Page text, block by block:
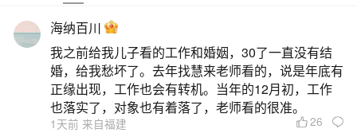
急!!!要详细的主持词,别从哪复制过来一篇,我要符合
实际,适合我的。谢谢!!!我今年23岁,父亲49岁,来请
的都是自己家人,应该有三四桌的客人,我实在不知道
该怎么主持,怎么也的多说点。要详细的主持词,别从
哪复制过来一篇,我要符合实
海纳百川
我之前给我儿子看的工作和婚姻，30了一直没有结
婚，给我愁坏了。去年找慧来老师看的，说是年底有
正缘出现，工作也会有转机。当年的12月初，工作
也落实了，对象也有着落了，老师看的很准。
1天前 来自福建 26